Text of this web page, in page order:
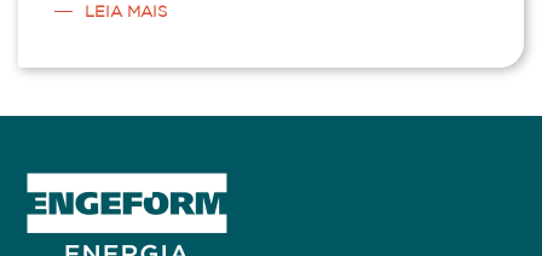
LEIA MAIS